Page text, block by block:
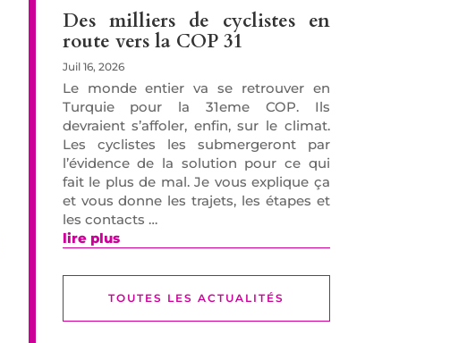
Des milliers de cyclistes en
route vers la COP 31
Juil 16, 2026
Le monde entier va se retrouver en
Turquie pour la 31eme COP. Ils
devraient s’affoler, enfin, sur le climat.
Les cyclistes les submergeront par
l’évidence de la solution pour ce qui
fait le plus de mal. Je vous explique ça
et vous donne les trajets, les étapes et
les contacts …
lire plus
TOUTES LES ACTUALITÉS